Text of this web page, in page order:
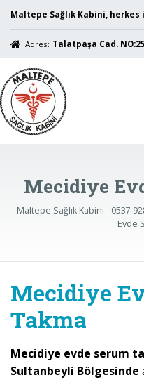
Maltepe Sağlık Kabini,
Adres: Talatpaşa Cad.
Mecidiye
Maltepe Sağlık Kabini - 0537
Evde
Mecidiye
Takma
Mecidiye evde serum
Sultanbeyli Bölgesinde